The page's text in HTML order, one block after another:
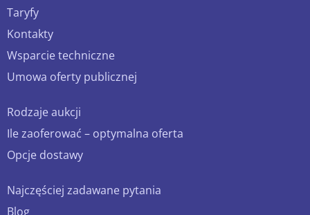
Taryfy
Kontakty
Wsparcie techniczne
Umowa oferty publicznej
Rodzaje aukcji
Ile zaoferować – optymalna oferta
Opcje dostawy
Najczęściej zadawane pytania
Blog